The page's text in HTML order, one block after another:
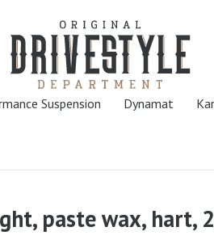
Suspension Dynamat
paste wax, hart,